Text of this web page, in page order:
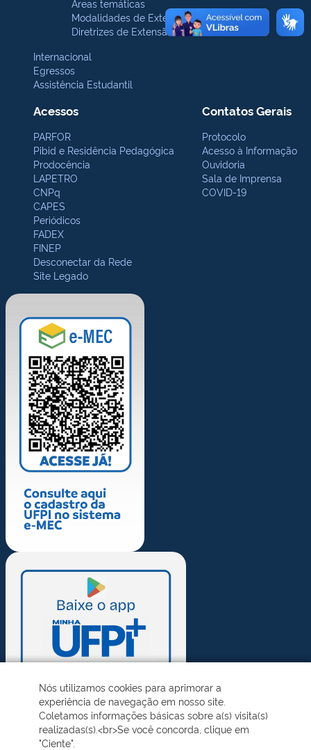
Áreas temáticas
Modalidades de Extensão
Diretrizes de Extensão
Internacional
Egressos
Assistência Estudantil
Acessos
PARFOR
Pibid e Residência Pedagógica
Prodocência
LAPETRO
CNPq
CAPES
Periódicos
FADEX
FINEP
Desconectar da Rede
Site Legado
Contatos Gerais
Protocolo
Acesso à Informação
Ouvidoria
Sala de Imprensa
COVID-19
Nós utilizamos cookies para aprimorar a
experiência de navegação em nosso site.
Coletamos informações básicas sobre a(s) visita(s)
realizadas(s).<br>Se você concorda, clique em
"Ciente".